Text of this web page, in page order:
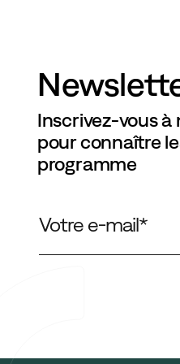
Contact
Inscrivez-vous
pour connaître
programme